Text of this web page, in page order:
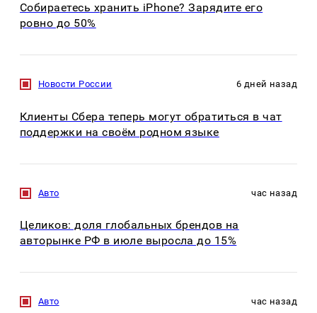
Собираетесь хранить iPhone? Зарядите его
ровно до 50%
Новости России 6 дней назад
Клиенты Сбера теперь могут обратиться в чат
поддержки на своём родном языке
Авто час назад
Целиков: доля глобальных брендов на
авторынке РФ в июле выросла до 15%
Авто час назад